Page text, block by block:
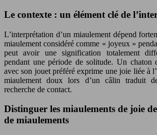
Le contexte : un élément clé de
L’interprétation d’un miaulement dépend
miaulement considéré comme « joyeux »
peut avoir une signification totalement
pendant une période de solitude. Un chaton
avec son jouet préféré exprime une joie liée à
miaulement doux lors d’un câlin traduit
recherche de contact.
Distinguer les miaulements de joie
de miaulements